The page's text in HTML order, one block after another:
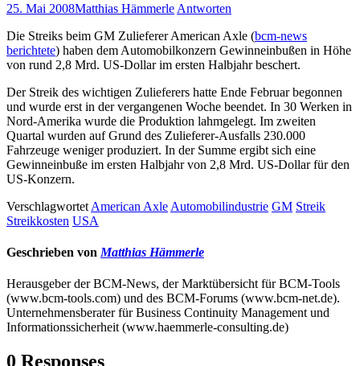
25. Mai 2008Matthias Hämmerle Antworten
Die Streiks beim GM Zulieferer American Axle (bcm-news
berichtete) haben dem Automobilkonzern Gewinneinbußen in Höhe
von rund 2,8 Mrd. US-Dollar im ersten Halbjahr beschert.
Der Streik des wichtigen Zulieferers hatte Ende Februar begonnen
und wurde erst in der vergangenen Woche beendet. In 30 Werken in
Nord-Amerika wurde die Produktion lahmgelegt. Im zweiten
Quartal wurden auf Grund des Zulieferer-Ausfalls 230.000
Fahrzeuge weniger produziert. In der Summe ergibt sich eine
Gewinneinbuße im ersten Halbjahr von 2,8 Mrd. US-Dollar für den
US-Konzern.
Verschlagwortet American Axle Automobilindustrie GM Streik
Streikkosten USA
Geschrieben von Matthias Hämmerle
Herausgeber der BCM-News, der Marktübersicht für BCM-Tools
(www.bcm-tools.com) und des BCM-Forums (www.bcm-net.de).
Unternehmensberater für Business Continuity Management und
Informationssicherheit (www.haemmerle-consulting.de)
0 Responses